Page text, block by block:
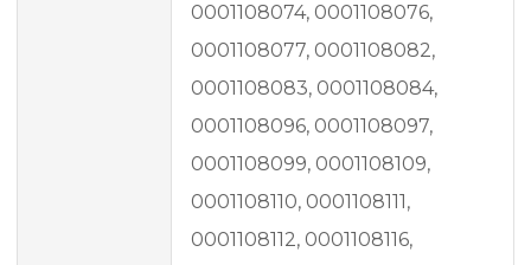
0001108074, 0001108076,
0001108077, 0001108082,
0001108083, 0001108084,
0001108096, 0001108097,
0001108099, 0001108109,
0001108110, 0001108111,
0001108112, 0001108116,